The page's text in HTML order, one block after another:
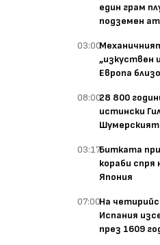
един грам
подземен
03:00
„изкуствен
Европа
08:0028 800
истински
Шумерският
03:17Битката
кораби
Япония
07:00На
Испания
през 1609